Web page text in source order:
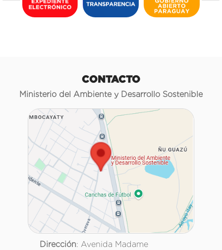
CONTACTO
Ministerio del Ambiente y Desarrollo Sostenible
Dirección: Avenida Madame